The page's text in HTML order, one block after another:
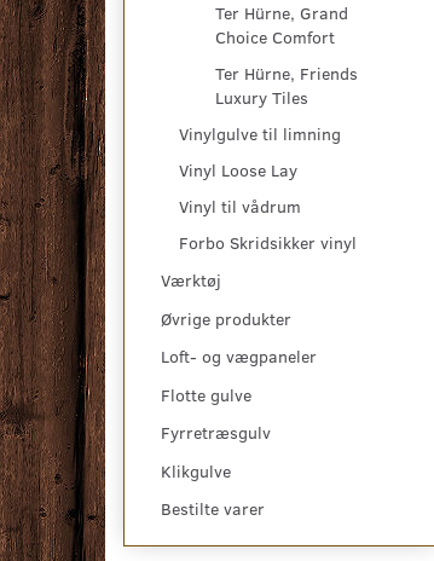
Ter Hürne, Grand
Choice Comfort
Ter Hürne, Friends
Luxury Tiles
Vinylgulve til limning
Vinyl Loose Lay
Vinyl til vådrum
Forbo Skridsikker vinyl
Værktøj
Øvrige produkter
Loft- og vægpaneler
Flotte gulve
Fyrretræsgulv
Klikgulve
Bestilte varer
TARKETT TARKOCLEAN
- GRØN GULVVASK
79,00 DKK
Se produktet
LAMINATGULV
VAREPRØVE
40,00 DKK
Se produktet